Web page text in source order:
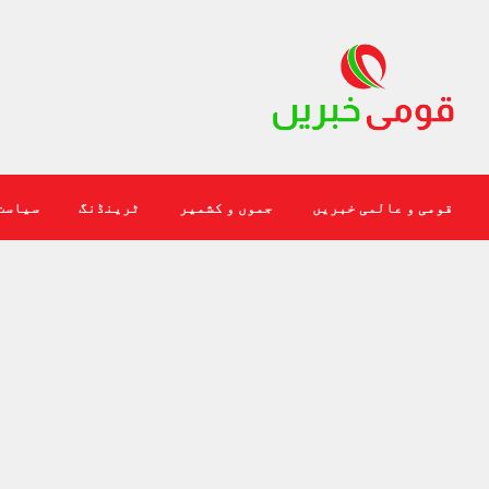
ٹرینڈنگ جموں و کشمیر قومی و عالمی خبریں